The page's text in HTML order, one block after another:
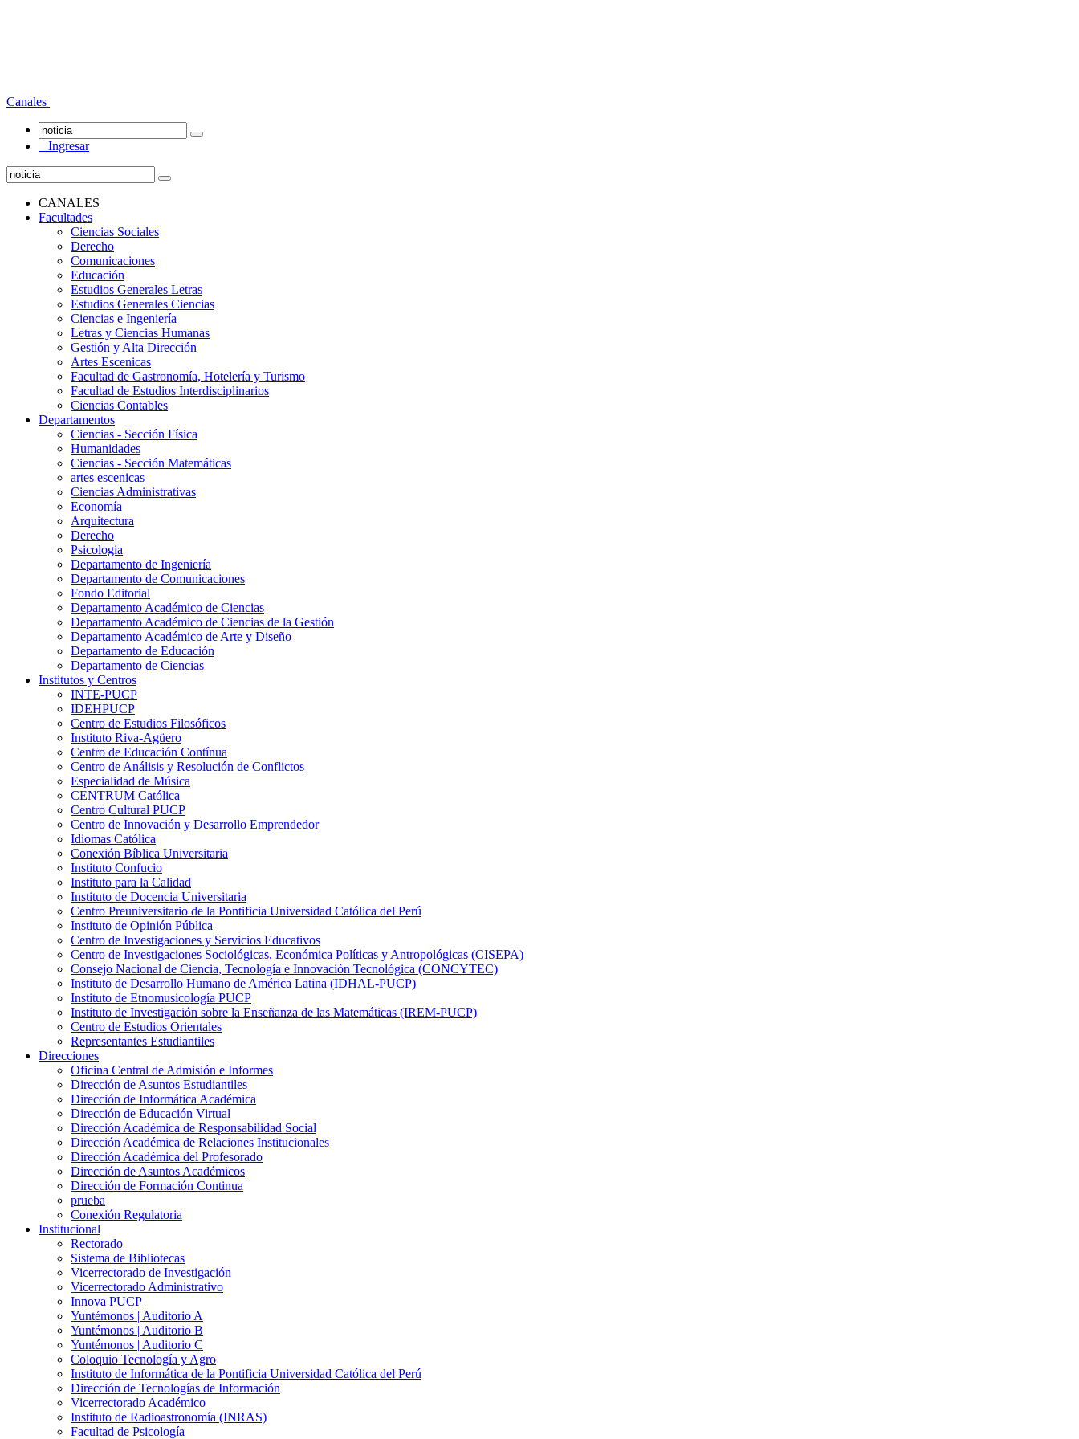
Canales
Ingresar
CANALES
Facultades
Ciencias Sociales
Derecho
Comunicaciones
Educación
Estudios Generales Letras
Estudios Generales Ciencias
Ciencias e Ingeniería
Letras y Ciencias Humanas
Gestión y Alta Dirección
Artes Escenicas
Facultad de Gastronomía, Hotelería y Turismo
Facultad de Estudios Interdisciplinarios
Ciencias Contables
Departamentos
Ciencias - Sección Física
Humanidades
Ciencias - Sección Matemáticas
artes escenicas
Ciencias Administrativas
Economía
Arquitectura
Derecho
Psicologia
Departamento de Ingeniería
Departamento de Comunicaciones
Fondo Editorial
Departamento Académico de Ciencias
Departamento Académico de Ciencias de la Gestión
Departamento Académico de Arte y Diseño
Departamento de Educación
Departamento de Ciencias
Institutos y Centros
INTE-PUCP
IDEHPUCP
Centro de Estudios Filosóficos
Instituto Riva-Agüero
Centro de Educación Contínua
Centro de Análisis y Resolución de Conflictos
Especialidad de Música
CENTRUM Católica
Centro Cultural PUCP
Centro de Innovación y Desarrollo Emprendedor
Idiomas Católica
Conexión Bíblica Universitaria
Instituto Confucio
Instituto para la Calidad
Instituto de Docencia Universitaria
Centro Preuniversitario de la Pontificia Universidad Católica del Perú
Instituto de Opinión Pública
Centro de Investigaciones y Servicios Educativos
Centro de Investigaciones Sociológicas, Económica Políticas y Antropológicas (CISEPA)
Consejo Nacional de Ciencia, Tecnología e Innovación Tecnológica (CONCYTEC)
Instituto de Desarrollo Humano de América Latina (IDHAL-PUCP)
Instituto de Etnomusicología PUCP
Instituto de Investigación sobre la Enseñanza de las Matemáticas (IREM-PUCP)
Centro de Estudios Orientales
Representantes Estudiantiles
Direcciones
Oficina Central de Admisión e Informes
Dirección de Asuntos Estudiantiles
Dirección de Informática Académica
Dirección de Educación Virtual
Dirección Académica de Responsabilidad Social
Dirección Académica de Relaciones Institucionales
Dirección Académica del Profesorado
Dirección de Asuntos Académicos
Dirección de Formación Continua
prueba
Conexión Regulatoria
Institucional
Rectorado
Sistema de Bibliotecas
Vicerrectorado de Investigación
Vicerrectorado Administrativo
Innova PUCP
Yuntémonos | Auditorio A
Yuntémonos | Auditorio B
Yuntémonos | Auditorio C
Coloquio Tecnología y Agro
Instituto de Informática de la Pontificia Universidad Católica del Perú
Dirección de Tecnologías de Información
Vicerrectorado Académico
Instituto de Radioastronomía (INRAS)
Facultad de Psicología